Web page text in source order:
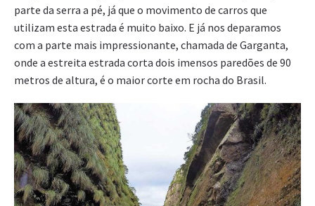
parte da serra a pé, já que o movimento de carros que
utilizam esta estrada é muito baixo. E já nos deparamos
com a parte mais impressionante, chamada de Garganta,
onde a estreita estrada corta dois imensos paredões de 90
metros de altura, é o maior corte em rocha do Brasil.